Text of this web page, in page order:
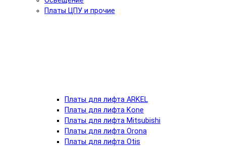
Платы ЦПУ и прочие
Платы для лифта ARKEL
Платы для лифта Kone
Платы для лифта Mitsubishi
Платы для лифта Orona
Платы для лифта Otis